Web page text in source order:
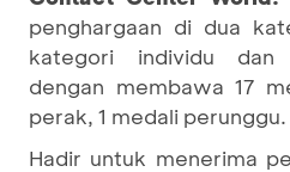
penghargaan di dua
kategori individu dan
dengan membawa 17
perak, 1 medali perunggu.
Hadir untuk menerima